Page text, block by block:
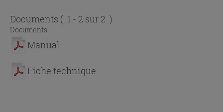
Documents ( 1 - 2 sur 2 )
Documents
Manual
Fiche technique